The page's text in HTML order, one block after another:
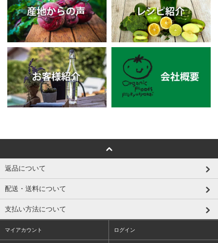
返品について
配送・送料について
支払い方法について
マイアカウント ログイン